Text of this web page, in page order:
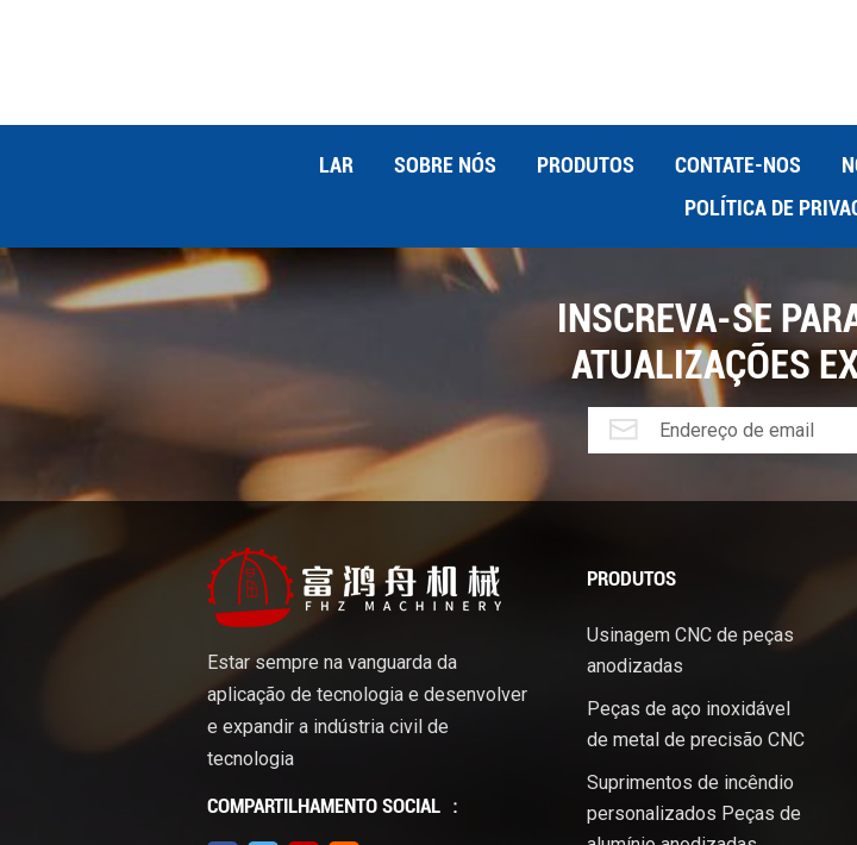
ferramentas adicionais. 7. Segurança aprimorada: O corte a laser é um
significa que o feixe de laser não toca fisicamente o material. Isso reduz o risco
recursos de segurança para proteger os operadores da exposição ao feixe de
corte a laser tornou-se uma tecnologia indispensável na fabricação moderna,
série de benefícios que aumentam a precisão, a eficiência e a versatilidade. Sua
vários materiais com precisão excepcional e desperdício mínimo torna-a uma
vários setores. À medida que a tecnologia continua a avançar, é provável que
vantagens do corte a laser se expandam ainda mais, solidificando o seu papel
LAR SOBRE NÓS PRODUTOS CONTATE-NOS
POLÍTICA DE
INSCREVA-SE
ATUALIZAÇÕES
Estar sempre na vanguarda da
aplicação de tecnologia e desenvolver
e expandir a indústria civil de
tecnologia
COMPARTILHAMENTO SOCIAL ：
PRODUTOS
Usinagem CNC de peças
anodizadas
Peças de aço inoxidável
de metal de precisão CNC
Suprimentos de incêndio
personalizados Peças de